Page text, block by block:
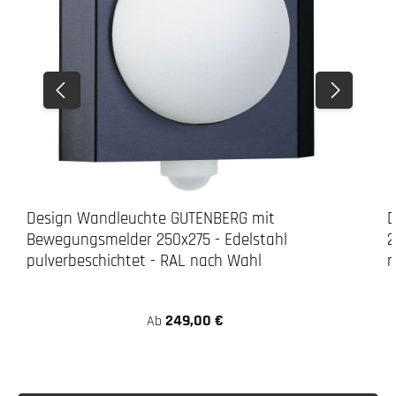
Design Wandleuchte GUTENBERG mit
Bewegungsmelder 250x275 - Edelstahl
pulverbeschichtet - RAL nach Wahl
Ab 249,00 €